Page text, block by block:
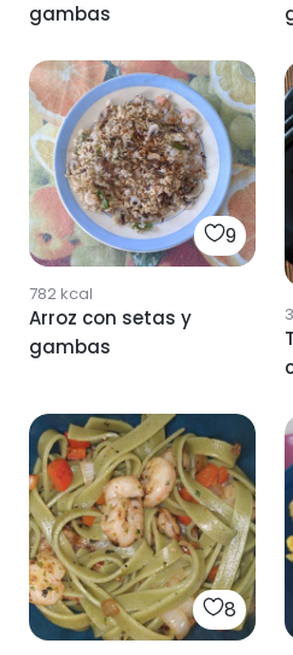
gambas
9
782kcal
Arroz con setas y
gambas
8